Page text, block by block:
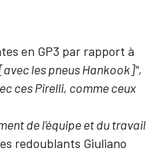
en GP3 par rapport à
les pneus Hankook]",
ces Pirelli, comme ceux
de l'équipe et du travail
redoublants Giuliano